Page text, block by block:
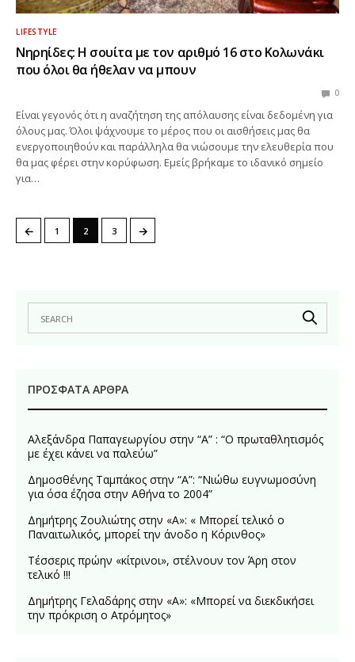
LIFESTYLE
Νηρηίδες: Η σουίτα με τον αριθμό 16 στο Κολωνάκι
που όλοι θα ήθελαν να μπουν
0
Είναι γεγονός ότι η αναζήτηση της απόλαυσης είναι δεδομένη για
όλους μας. Όλοι ψάχνουμε το μέρος που οι αισθήσεις μας θα
ενεργοποιηθούν και παράλληλα θα νιώσουμε την ελευθερία που
θα μας φέρει στην κορύφωση. Εμείς βρήκαμε το ιδανικό σημείο
για…
← 1 2 3 →
ΠΡΌΣΦΑΤΑ ΆΡΘΡΑ
Αλεξάνδρα Παπαγεωργίου στην “Α” : “Ο πρωταθλητισμός
με έχει κάνει να παλεύω”
Δημοσθένης Ταμπάκος στην “A”: “Νιώθω ευγνωμοσύνη
για όσα έζησα στην Αθήνα το 2004”
Δημήτρης Ζουλιώτης στην «Α»: « Μπορεί τελικό ο
Παναιτωλικός, μπορεί την άνοδο η Κόρινθος»
Τέσσερις πρώην «κίτρινοι», στέλνουν τον Άρη στον
τελικό !!!
Δημήτρης Γελαδάρης στην «Α»: «Μπορεί να διεκδικήσει
την πρόκριση ο Ατρόμητος»